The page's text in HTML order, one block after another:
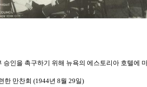
승인을 촉구하기 위해 뉴욕의 에스토리아 호텔에
한 만찬회 (1944년 8월 29일)